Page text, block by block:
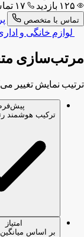
تماس با متخصص
لوازم خانگی و
مرتب‌سازی
ترتیب نمایش تغییر
ترکیب هوشمند
امتیاز
بر اساس